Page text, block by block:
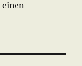
einen